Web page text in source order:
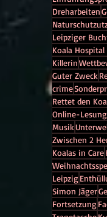
Dreharbeiten
Leipziger
Koala
Killerin
Guter Zweck
crime
Rettet den
Online-Lesung
Musik
Zwischen 2
Koalas in Care
Leipzig
Simon Jäger
Fortsetzung